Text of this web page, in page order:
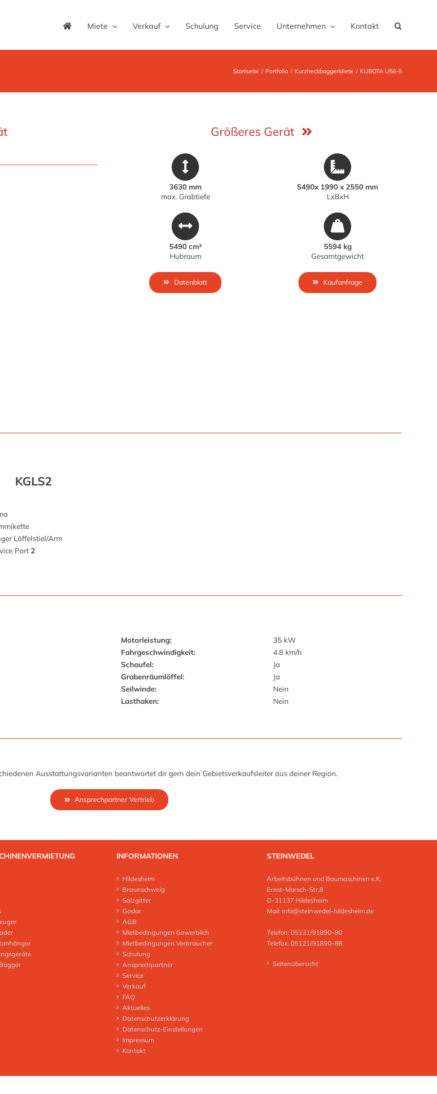
Miete Verkauf Schulung Service Unternehmen Kontakt
Startseite Portfolio KurzheckbaggerMiete KUBOTA U56-5
Größeres Gerät
3630 mm
max. Grabtiefe
5490 cm³
Hubraum
Datenblatt
5490x 1990 x 2550 mm
LxBxH
5594 kg
Gesamtgewicht
Kaufanfrage
KGLS2
Löffelstiel/Arm
Port2
Motorleistung:
Fahrgeschwindigkeit:
Schaufel:
Grabenräumlöffel:
Seilwinde:
Lasthaken:
35 kW
4.8 km/h
Ja
Ja
Nein
Nein
Ausstattungsvarianten beantwortet dir gern dein Gebietsverkaufsleiter aus deiner Region.
Ansprechpartner Vertrieb
INFORMATIONEN
Hildesheim
Braunschweig
Salzgitter
Goslar
AGB
Mietbedingungen Gewerblich
Mietbedingungen Verbraucher
Schulung
Ansprechpartner
Service
Verkauf
FAQ
Aktuelles
Datenschutzerklärung
Datenschutz-Einstellungen
Impressum
Kontakt
STEINWEDEL
Arbeitsbühnen und Baumaschinen e.K.
Ernst-Morsch-Str.8
D-31137 Hildesheim
Mail: info@steinwedel-hildesheim.de
Telefon: 05121/91890-80
Telefax: 05121/91890-88
Seitenübersicht